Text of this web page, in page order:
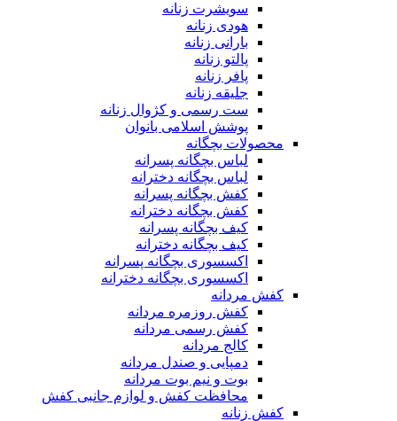
سویشرت زنانه
هودی زنانه
بارانی زنانه
پالتو زنانه
پافر زنانه
جلیقه زنانه
ست رسمی و کژوال زنانه
پوشش اسلامی بانوان
محصولات بچگانه
لباس بچگانه پسرانه
لباس بچگانه دخترانه
کفش بچگانه پسرانه
کفش بچگانه دخترانه
کیف بچگانه پسرانه
کیف بچگانه دخترانه
اکسسوری بچگانه پسرانه
اکسسوری بچگانه دخترانه
کفش مردانه
کفش روزمره مردانه
کفش رسمی مردانه
کالج مردانه
دمپایی و صندل مردانه
بوت و نیم بوت مردانه
محافظت کفش و لوازم جانبی کفش
کفش زنانه